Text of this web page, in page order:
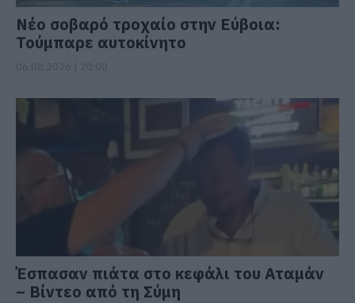
Νέο σοβαρό τροχαίο στην Εύβοια:
Τούμπαρε αυτοκίνητο
Έσπασαν πιάτα στο κεφάλι του Αταμάν
– Βίντεο από τη Σύμη